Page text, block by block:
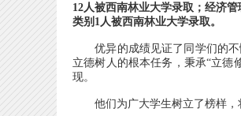
12人被西南林业大学录取；经济
类别1人被西南林业大学录取。
优异的成绩见证了同学们的不
立德树人的根本任务，秉承“立德
现。
他们为广大学生树立了榜样，